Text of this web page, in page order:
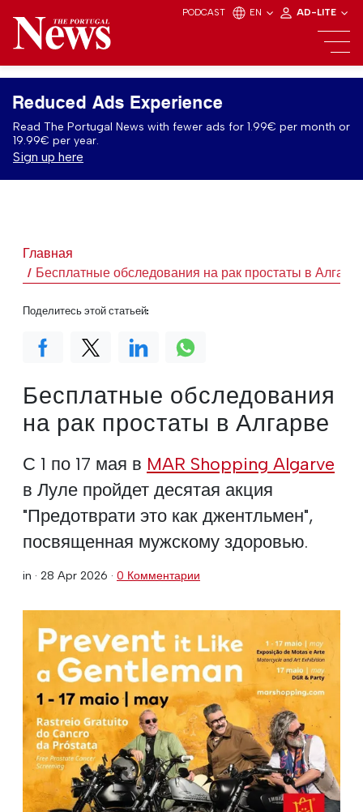
PODCAST EN AD-LITE
Reduced Ads Experience
Read The Portugal News with fewer ads for 1.99€ per month or
19.99€ per year.
Sign up here
Главная
Бесплатные обследования на рак простаты в
Бесплатные обследования
на рак простаты в Алгарве
С 1 по 17 мая в MAR Shopping Algarve
в Луле пройдет десятая акция
"Предотврати это как джентльмен",
посвященная мужскому здоровью.
in · 28 Apr 2026 · 0 Комментарии
Поделитесь этой статьей: